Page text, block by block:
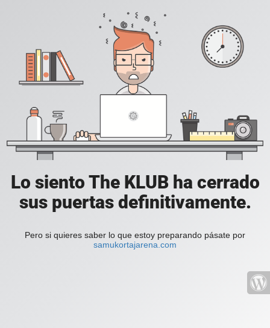
Lo siento The KLUB ha cerrado
sus puertas definitivamente.
Pero si quieres saber lo que estoy preparando pásate por
samukortajarena.com